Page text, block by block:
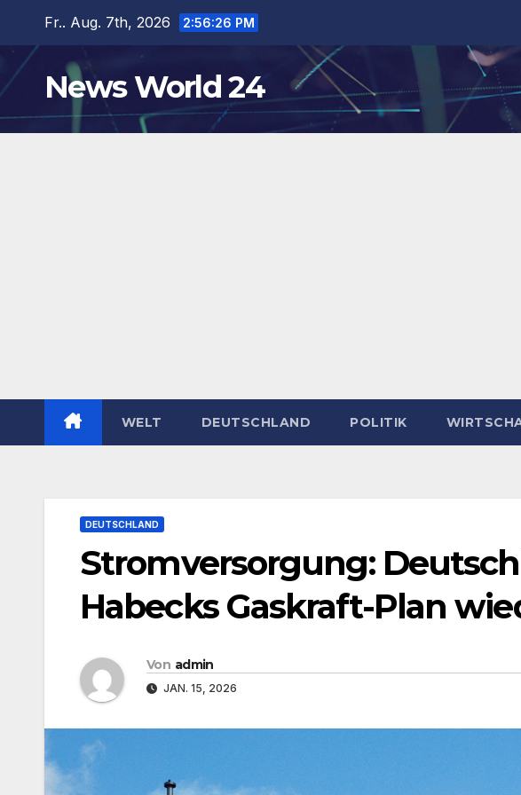
springen
Fr.. Aug. 7th, 2026 2:56:28 PM
News World 24
WELT DEUTSCHLAND POLITIK
DEUTSCHLAND
Stromversorgung:
Habecks Gaskraft-Plan
Von admin
JAN. 15, 2026